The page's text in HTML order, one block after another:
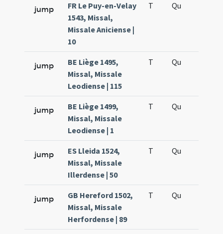
jump
FR Le Puy-en-Velay
1543, Missal,
Missale Aniciense |
10
T Qu
jump
BE Liège 1495,
Missal, Missale
Leodiense | 115
T Qu
jump
BE Liège 1499,
Missal, Missale
Leodiense | 1
T Qu
jump
ES Lleida 1524,
Missal, Missale
Illerdense | 50
T Qu
jump
GB Hereford 1502,
Missal, Missale
Herfordense | 89
T Qu